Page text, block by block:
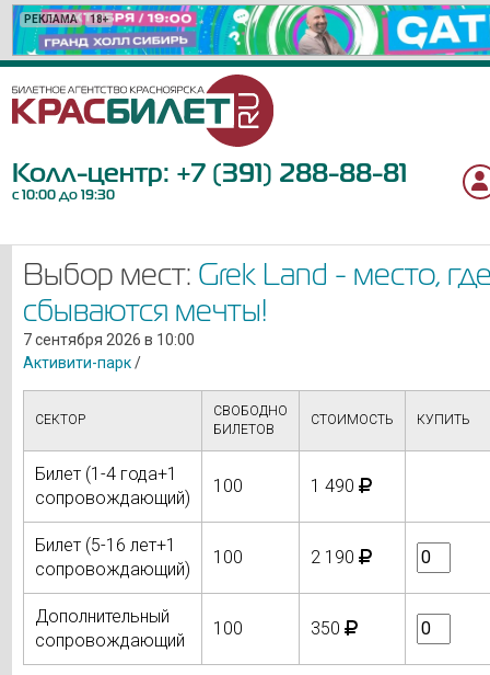
РЕКЛАМА 18+
РЕКЛАМА 12+
РЕКЛАМА 16+
РЕКЛАМА 12+
РЕКЛАМА 6+
РЕКЛАМА 16+
РЕКЛАМА 18+
РЕКЛАМА 6+
РЕКЛАМА 6+
РЕКЛАМА 12+
РЕКЛАМА 0+
РЕКЛАМА 12+
РЕКЛАМА 6+
РЕКЛАМА 12+
РЕКЛАМА 12+
РЕКЛАМА 6+
РЕКЛАМА 12+
РЕКЛАМА 6+
РЕКЛАМА 12+
РЕКЛАМА 12+
Колл-центр: +7 (391) 288-88-81
с 10:00 до 19:30
Выбор мест: Grek Land - место,
сбываются мечты!
7 сентября 2026 в 10:00
Активити-парк/
СЕКТОР
СВОБОДНО
БИЛЕТОВ
СТОИМОСТЬ КУПИТЬ
Билет (1-4 года+1
сопровождающий)
100 1 490
Билет (5-16 лет+1
сопровождающий)
100 2 190
Дополнительный
сопровождающий
100 350